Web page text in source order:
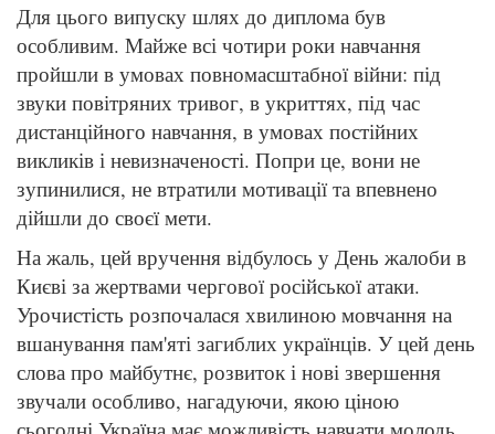
Для цього випуску шлях до диплома був
особливим. Майже всі чотири роки навчання
пройшли в умовах повномасштабної війни: під
звуки повітряних тривог, в укриттях, під час
дистанційного навчання, в умовах постійних
викликів і невизначеності. Попри це, вони не
зупинилися, не втратили мотивації та впевнено
дійшли до своєї мети.
На жаль, цей вручення відбулось у День жалоби в
Києві за жертвами чергової російської атаки.
Урочистість розпочалася хвилиною мовчання на
вшанування пам'яті загиблих українців. У цей день
слова про майбутнє, розвиток і нові звершення
звучали особливо, нагадуючи, якою ціною